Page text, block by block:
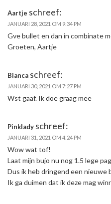
Aartje schreef:
JANUARI 28, 2021 OM 9:34 PM
Gve bullet en dan in combinate
Groeten, Aartje
Bianca schreef:
JANUARI 30, 2021 OM 7:27 PM
Wst gaaf. Ik doe graag mee
Pinklady schreef:
JANUARI 31, 2021 OM 4:24 PM
Wow wat tof!
Laat mijn bujo nu nog 1.5 lege
Dus ik heb dringend een nieuwe
Ik ga duimen dat ik deze mag